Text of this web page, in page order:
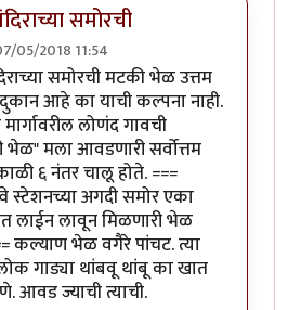
समोरची
05/2018 11:54
अगदी. कोल्हापूरचं सगळंचby
समोरची मटकी भेळ उत्तम
आहे का याची कल्पना नाही.
लोणंद गावची
मला आवडणारी सर्वोत्तम
६ नंतर चालू होते. ===
स्टेशनच्या अगदी समोर एका
लाईन लावून मिळणारी भेळ
कल्याण भेळ वगैरे पांचट. त्या
गाड्या थांबवू थांबू का खात
आवड ज्याची त्याची.